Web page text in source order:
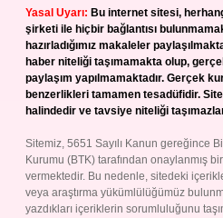
Yasal Uyarı: Bu internet sitesi,
şirketi ile hiçbir bağlantısı
hazırladığımız makaleler
haber niteliği taşımamakta olup,
paylaşım yapılmamaktadır. Gerçek
benzerlikleri tamamen tesadüfidir.
halindedir ve tavsiye niteliği
Sitemiz, 5651 Sayılı Kanun gereğince
Kurumu (BTK) tarafından onaylanmış
vermektedir. Bu nedenle, sitedeki
veya araştırma yükümlülüğümüz
yazdıkları içeriklerin sorumluluğunu